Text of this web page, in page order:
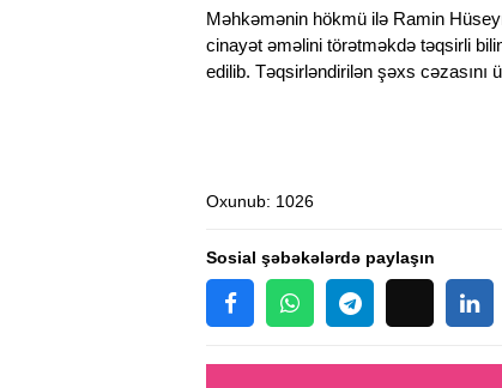
Məhkəmənin hökmü ilə Ramin
cinayət əməlini törətməkdə təqsirli
edilib. Təqsirləndirilən şəxs
Oxunub: 1026
Sosial şəbəkələrdə paylaşın